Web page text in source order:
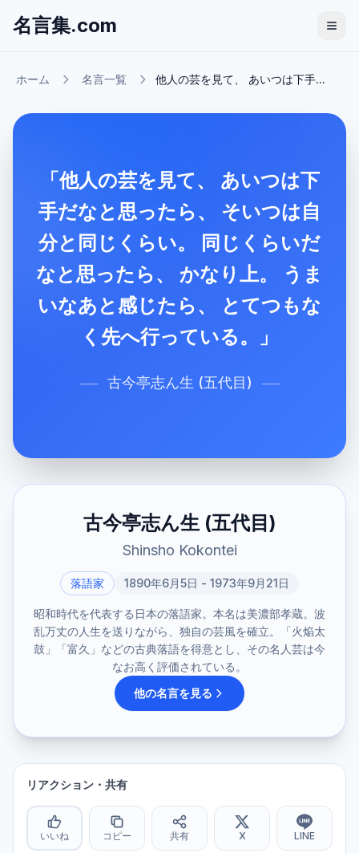
名言集.com
ホーム 名言一覧 他人の芸を見て、 あいつは下手...
「他人の芸を見て、 あいつは下
手だなと思ったら、 そいつは自
分と同じくらい。 同じくらいだ
なと思ったら、 かなり上。 うま
いなあと感じたら、 とてつもな
く先へ行っている。」
── 古今亭志ん生 (五代目) ──
古今亭志ん生 (五代目)
Shinsho Kokontei
落語家 1890年6月5日 - 1973年9月21日
昭和時代を代表する日本の落語家。本名は美濃部孝蔵。波
乱万丈の人生を送りながら、独自の芸風を確立。「火焔太
鼓」「富久」などの古典落語を得意とし、その名人芸は今
なお高く評価されている。
他の名言を見る
リアクション・共有
いいね コピー 共有 X LINE